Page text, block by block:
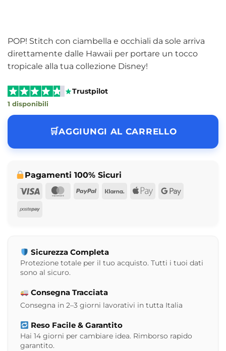
POP! Stitch con ciambella e occhiali da sole arriva
direttamente dalle Hawaii per portare un tocco
tropicale alla tua collezione Disney!
Trustpilot
1 disponibili
AGGIUNGI AL CARRELLO
Pagamenti 100% Sicuri
Visa
MasterCard
PayPalKlarna Apple Google
Postepay
Sicurezza Completa
Protezione totale per il tuo acquisto. Tutti i tuoi dati
sono al sicuro.
Consegna Tracciata
Consegna in 2–3 giorni lavorativi in tutta Italia
Reso Facile & Garantito
Hai 14 giorni per cambiare idea. Rimborso rapido
garantito.